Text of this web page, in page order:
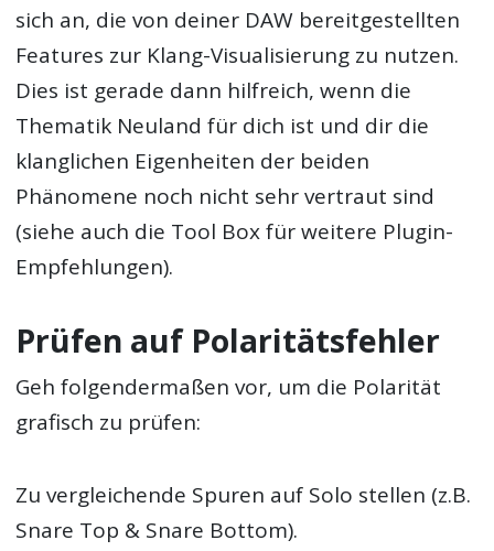
sich an, die von deiner DAW bereitgestellten
Features zur Klang-Visualisierung zu nutzen.
Dies ist gerade dann hilfreich, wenn die
Thematik Neuland für dich ist und dir die
klanglichen Eigenheiten der beiden
Phänomene noch nicht sehr vertraut sind
(siehe auch die Tool Box für weitere Plugin-
Empfehlungen).
Prüfen auf Polaritätsfehler
Geh folgendermaßen vor, um die Polarität
grafisch zu prüfen:
Zu vergleichende Spuren auf Solo stellen (z.B.
Snare Top & Snare Bottom).